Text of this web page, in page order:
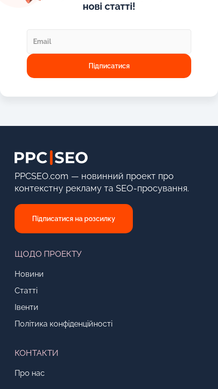
нові статті!
PPCSEO.com — новинний проект про
контекстну рекламу та SEO-просування.
Підписатися на розсилку
ЩОДО ПРОЕКТУ
Новини
Статті
Івенти
Політика конфіденційності
КОНТАКТИ
Про нас